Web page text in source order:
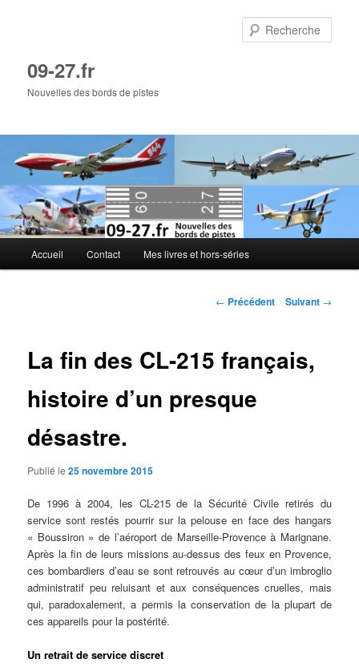
09-27.fr
Nouvelles des bords de pistes
principal
Accueil Contact Mes livres et hors-séries
Navigation
← Précédent Suivant →
La fin des CL-215 français,
histoire d’un presque
désastre.
Publié le25 novembre 2015
De 1996 à 2004, les CL-215 de la Sécurité Civile retirés du
service sont restés pourrir sur la pelouse en face des hangars
« Boussiron » de l’aéroport de Marseille-Provence à Marignane.
Après la fin de leurs missions au-dessus des feux en Provence,
ces bombardiers d’eau se sont retrouvés au cœur d’un imbroglio
administratif peu reluisant et aux conséquences cruelles, mais
qui, paradoxalement, a permis la conservation de la plupart de
ces appareils pour la postérité.
Un retrait de service discret